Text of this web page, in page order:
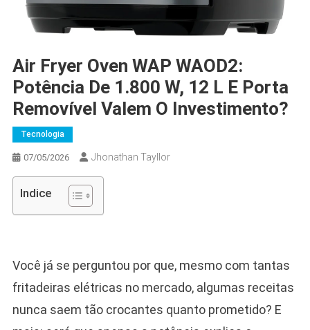
Air Fryer Oven WAP WAOD2:
Potência De 1.800 W, 12 L E Porta
Removível Valem O Investimento?
Tecnologia
07/05/2026 Jhonathan Tayllor
Indice
Você já se perguntou por que, mesmo com tantas
fritadeiras elétricas no mercado, algumas receitas
nunca saem tão crocantes quanto prometido? E